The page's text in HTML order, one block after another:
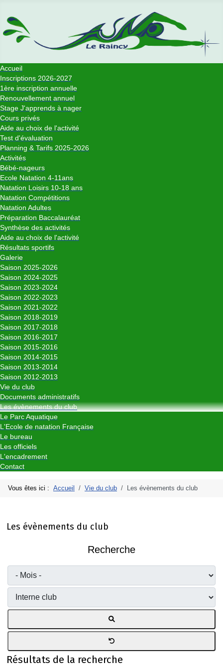
Accueil
Inscriptions 2026-2027
1ère inscription annuelle
Renouvellement annuel
Stage J'apprends à nager
Cours privés
Aide au choix de l'activité
Test d'évaluation
Planning & Tarifs 2025-2026
Activités
Bébé-nageurs
Ecole Natation 4-11ans
Natation Loisirs 10-18 ans
Natation Compétitions
Natation Adultes
Préparation Baccalauréat
Synthèse des activités
Aide au choix de l'activité
Résultats sportifs
Galerie
Saison 2025-2026
Saison 2024-2025
Saison 2023-2024
Saison 2022-2023
Saison 2021-2022
Saison 2018-2019
Saison 2017-2018
Saison 2016-2017
Saison 2015-2016
Saison 2014-2015
Saison 2013-2014
Saison 2012-2013
Vie du club
Documents administratifs
Les évènements du club
Le Parc Aquatique
L'Ecole de natation Française
Le bureau
Les officiels
L'encadrement
Contact
Vous êtes ici : Accueil Vie du club Les évènements du club
Les évènements du club
Recherche
Résultats de la recherche